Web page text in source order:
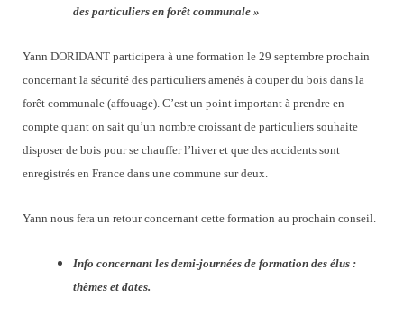
des particuliers en forêt communale »
Yann DORIDANT participera à une formation le 29 septembre prochain
concernant la sécurité des particuliers amenés à couper du bois dans la
forêt communale (affouage). C’est un point important à prendre en
compte quant on sait qu’un nombre croissant de particuliers souhaite
disposer de bois pour se chauffer l’hiver et que des accidents sont
enregistrés en France dans une commune sur deux.
Yann nous fera un retour concernant cette formation au prochain conseil.
Info concernant les demi-journées de formation des élus :
thèmes et dates.